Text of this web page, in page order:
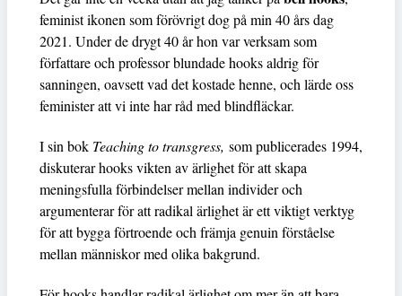
feminist ikonen som förövrigt dog på min 40 års dag
2021. Under de drygt 40 år hon var verksam som
författare och professor blundade hooks aldrig för
sanningen, oavsett vad det kostade henne, och lärde oss
feminister att vi inte har råd med blindfläckar.
I sin bok Teaching to transgress, som publicerades 1994,
diskuterar hooks vikten av ärlighet för att skapa
meningsfulla förbindelser mellan individer och
argumenterar för att radikal ärlighet är ett viktigt verktyg
för att bygga förtroende och främja genuin förståelse
mellan människor med olika bakgrund.